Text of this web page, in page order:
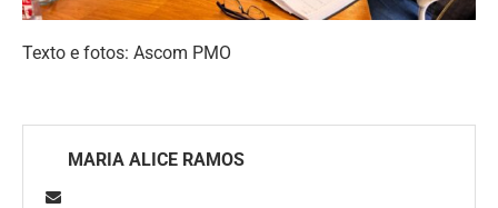
Texto e fotos: Ascom PMO
MARIA ALICE RAMOS